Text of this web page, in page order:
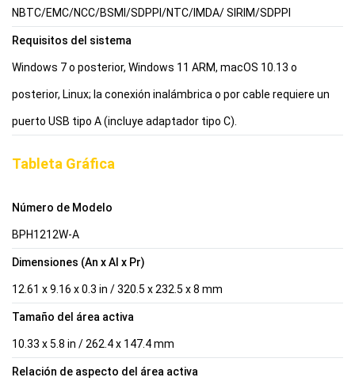
NBTC/EMC/NCC/BSMI/SDPPI/NTC/IMDA/ SIRIM/SDPPI
Requisitos del sistema
Windows 7 o posterior, Windows 11 ARM, macOS 10.13 o
posterior, Linux; la conexión inalámbrica o por cable requiere un
puerto USB tipo A (incluye adaptador tipo C).
Tableta Gráfica
Número de Modelo
BPH1212W-A
Dimensiones (An x Al x Pr)
12.61 x 9.16 x 0.3 in / 320.5 x 232.5 x 8 mm
Tamaño del área activa
10.33 x 5.8 in / 262.4 x 147.4 mm
Relación de aspecto del área activa